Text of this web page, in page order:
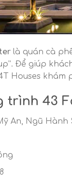
là quán cà
Để giúp
Houses khám
trình 43
An, Ngũ Hành